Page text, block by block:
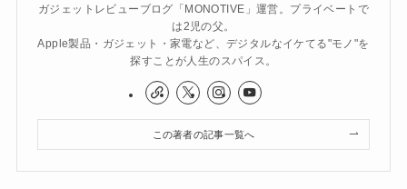
ガジェットレビューブログ「MONOTIVE」運営。プライベートで
は2児の父。
Apple製品・ガジェット・家電など、デジタルなイケてる"モノ"を
探すことが人生のスパイス。
この著者の記事一覧へ